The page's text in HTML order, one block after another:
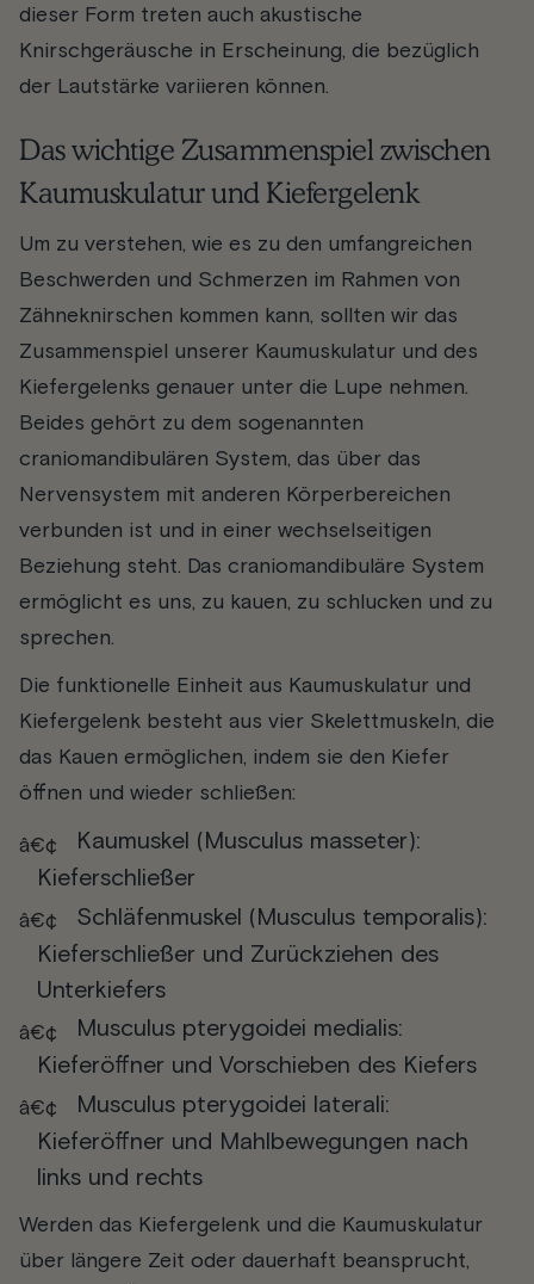
dieser Form treten auch akustische
Knirschgeräusche in Erscheinung, die bezüglich
der Lautstärke variieren können.
Das wichtige Zusammenspiel zwischen
Kaumuskulatur und Kiefergelenk
Um zu verstehen, wie es zu den umfangreichen
Beschwerden und Schmerzen im Rahmen von
Zähneknirschen kommen kann, sollten wir das
Zusammenspiel unserer Kaumuskulatur und des
Kiefergelenks genauer unter die Lupe nehmen.
Beides gehört zu dem sogenannten
craniomandibulären System, das über das
Nervensystem mit anderen Körperbereichen
verbunden ist und in einer wechselseitigen
Beziehung steht. Das craniomandibuläre System
ermöglicht es uns, zu kauen, zu schlucken und zu
sprechen.
Die funktionelle Einheit aus Kaumuskulatur und
Kiefergelenk besteht aus vier Skelettmuskeln, die
das Kauen ermöglichen, indem sie den Kiefer
öffnen und wieder schließen:
Kaumuskel (Musculus masseter):
Kieferschließer
Schläfenmuskel (Musculus temporalis):
Kieferschließer und Zurückziehen des
Unterkiefers
Musculus pterygoidei medialis:
Kieferöffner und Vorschieben des Kiefers
Musculus pterygoidei laterali:
Kieferöffner und Mahlbewegungen nach
links und rechts
Werden das Kiefergelenk und die Kaumuskulatur
über längere Zeit oder dauerhaft beansprucht,